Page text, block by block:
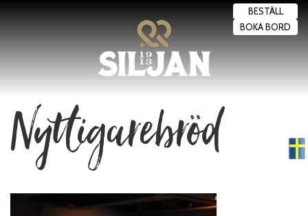
BESTÄLL
BOKA BORD
Nyttigarebröd Swedish